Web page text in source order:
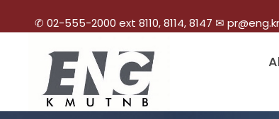
✆ 02-555-2000 ext 8110, 8114, 8147 ✉